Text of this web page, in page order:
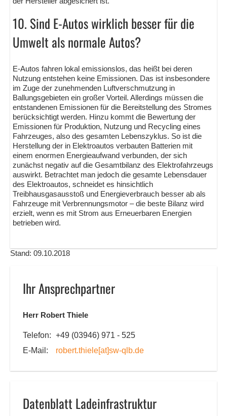
10. Sind E-Autos wirklich besser für die
Umwelt als normale Autos?
E-Autos fahren lokal emissionslos, das heißt bei deren
Nutzung entstehen keine Emissionen. Das ist insbesondere
im Zuge der zunehmenden Luftverschmutzung in
Ballungsgebieten ein großer Vorteil. Allerdings müssen die
entstandenen Emissionen für die Bereitstellung des Stromes
berücksichtigt werden. Hinzu kommt die Bewertung der
Emissionen für Produktion, Nutzung und Recycling eines
Fahrzeuges, also des gesamten Lebenszyklus. So ist die
Herstellung der in Elektroautos verbauten Batterien mit
einem enormen Energieaufwand verbunden, der sich
zunächst negativ auf die Gesamtbilanz des Elektrofahrzeugs
auswirkt. Betrachtet man jedoch die gesamte Lebensdauer
des Elektroautos, schneidet es hinsichtlich
Treibhausgasausstoß und Energieverbrauch besser ab als
Fahrzeuge mit Verbrennungsmotor – die beste Bilanz wird
erzielt, wenn es mit Strom aus Erneuerbaren Energien
betrieben wird.
Stand: 09.10.2018
Ihr Ansprechpartner
Herr Robert Thiele
Telefon: +49 (03946) 971 - 525
E-Mail:
robert.thiele[at]sw-qlb.de
Datenblatt Ladeinfrastruktur